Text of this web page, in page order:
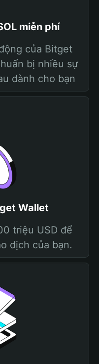
miễn phí
của Bitget
bị nhiều sự
dành cho bạn
Wallet
triệu USD để
dịch của bạn.